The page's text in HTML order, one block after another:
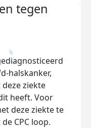
tegen
halskanker,
ziekte
heeft. Voor
deze ziekte te
CPC loop.